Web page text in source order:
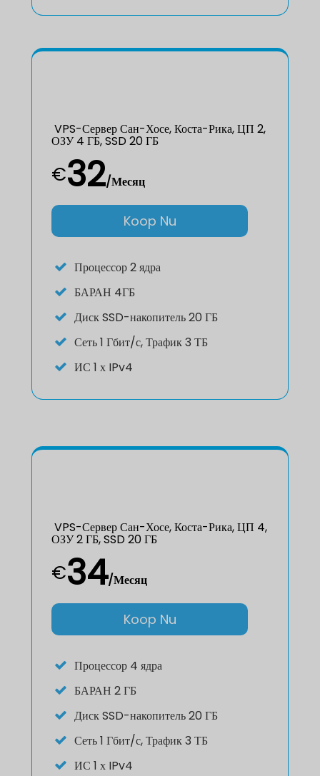
VPS-Сервер Сан-Хосе, Коста-Рика, ЦП 2,
ОЗУ 4 ГБ, SSD 20 ГБ
€32/Месяц
Koop Nu
Процессор2 ядра
БАРАН 4ГБ
ДискSSD-накопитель 20 ГБ
Сеть1 Гбит/с, Трафик 3 ТБ
ИС 1 х IPv4
VPS-Сервер Сан-Хосе, Коста-Рика, ЦП 4,
ОЗУ 2 ГБ, SSD 20 ГБ
€34/Месяц
Koop Nu
Процессор 4 ядра
БАРАН 2 ГБ
ДискSSD-накопитель 20 ГБ
Сеть1 Гбит/с, Трафик 3 ТБ
ИС 1 х IPv4